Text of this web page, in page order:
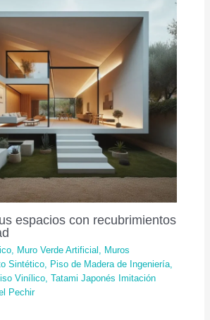
espacios con recubrimientos
, Muro Verde Artificial , Muros
Sintético, Piso de Madera de Ingeniería,
Vinílico,Tatami Japonés Imitación
Pechir